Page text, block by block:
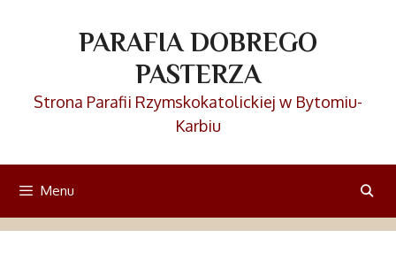
PARAFIA DOBREGO
PASTERZA
Strona Parafii Rzymskokatolickiej w Bytomiu-
Karbiu
Menu